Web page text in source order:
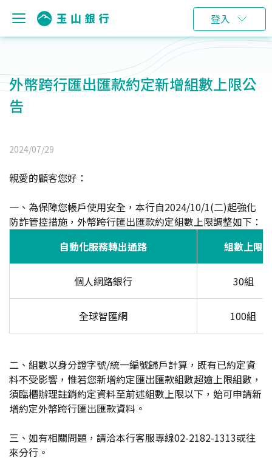
登入
外幣跨行匯出匯款約定新增組數上限公
告
2024/07/29
親愛的顧客您好：
一、為保障您帳戶使用安全，本行自2024/10/1(二)起強化
防詐管控措施，外幣跨行匯出匯款約定組數上限調整如下：
自動化服務轉出通路
組數上限
個人網路銀行 30組
全球智匯網 100組
二、組數以身分證字號/統一編號歸戶計算，既有已約定資
料不受影響，惟若您新增約定匯出匯款組數超逾上限組數，
須臨櫃辦理註銷約定資料至前述組數上限以下，始可申請新
增約定外幣跨行匯出匯款資料。
三、如有相關問題，請洽本行客服專線02-2182-1313或往
來分行。